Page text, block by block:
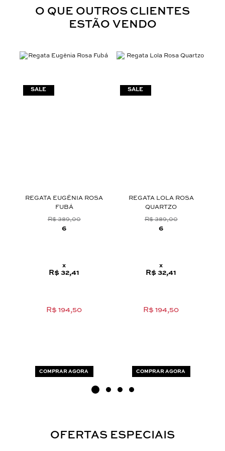
O QUE OUTROS CLIENTES
ESTÃO VENDO
REGATA EUGÊNIA ROSA
FUBÁ
R$ 389,00
6
x
R$ 32,41
R$ 194,50
COMPRAR AGORA
REGATA LOLA ROSA
QUARTZO
R$ 389,00
6
x
R$ 32,41
R$ 194,50
COMPRAR AGORA
OFERTAS ESPECIAIS